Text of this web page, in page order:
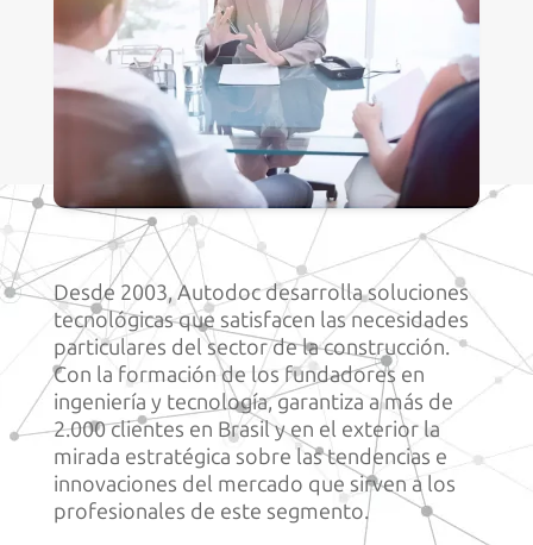
Desde 2003, Autodoc desarrolla soluciones
tecnológicas que satisfacen las necesidades
particulares del sector de la construcción.
Con la formación de los fundadores en
ingeniería y tecnología, garantiza a más de
2.000 clientes en Brasil y en el exterior la
mirada estratégica sobre las tendencias e
innovaciones del mercado que sirven a los
profesionales de este segmento.